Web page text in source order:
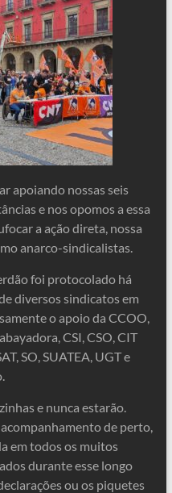
apoiando nossas seis
e nos opomos a essa
a ação direta, nossa
anarco-sindicalistas.
foi protocolado há
diversos sindicatos em
o apoio da CCOO,
CSI, CSO, CIT
SO, SUATEA, UGT e
e nunca estarão.
de perto,
em todos os muitos
durante esse longo
ou os piquetes